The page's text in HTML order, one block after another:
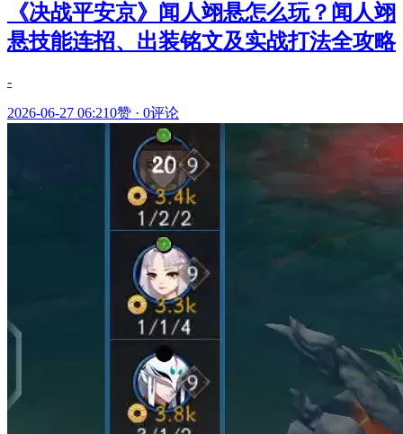
《决战平安京》闻人翊悬怎么玩？闻人翊
悬技能连招、出装铭文及实战打法全攻略
-
2026-06-27 06:210赞 · 0评论